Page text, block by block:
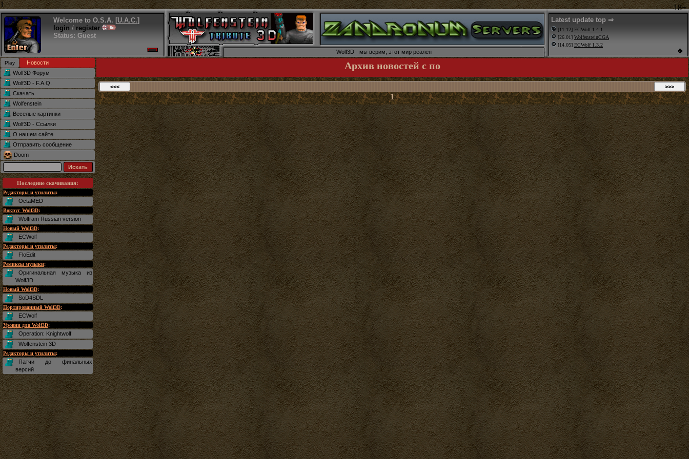
1 18+
Welcome to O.S.A. [U.A.C.]
login / register
Status: Guest
Latest update top ⇒
[11.12] ECWolf 1.4.1
[26.01] WolfensteinCGA
[14.05] ECWolf 1.3.2
Wolf3D - мы верим, этот мир реален
Новости
Wolf3D Форум
Wolf3D - F.A.Q.
Скачать
Wolfenstein
Веселые картинки
Wolf3D - Ссылки
О нашем сайте
Отправить сообщение
Doom
Последние скачивания:
Редакторы и утилиты:
OctaMED
Вокруг Wolf3D:
Wolfram Russian version
Новый Wolf3D:
ECWolf
Редакторы и утилиты:
FloEdit
Ремиксы музыки:
Оригинальная музыка из
Wolf3D
Новый Wolf3D:
SoD4SDL
Портированный Wolf3D:
ECWolf
Уровни для Wolf3D:
Operation: Knightwolf
Wolfenstein 3D
Редакторы и утилиты:
Патчи до финальных
версий
Архив новостей с по
1